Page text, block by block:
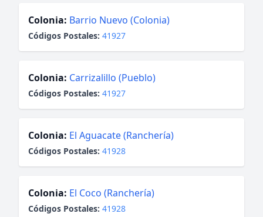
Colonia: Barrio Nuevo (Colonia)
Códigos Postales: 41927
Colonia: Carrizalillo (Pueblo)
Códigos Postales: 41927
Colonia: El Aguacate (Ranchería)
Códigos Postales: 41928
Colonia: El Coco (Ranchería)
Códigos Postales: 41928